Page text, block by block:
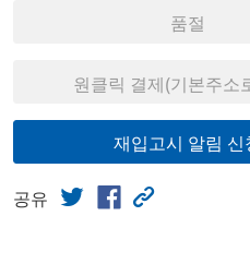
품절
원클릭 결제(기본주소
재입고시 알림 신
공유